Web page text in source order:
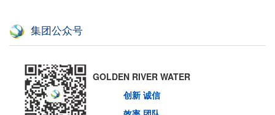
集团公众号
GOLDEN RIVER WATER
创新 诚信